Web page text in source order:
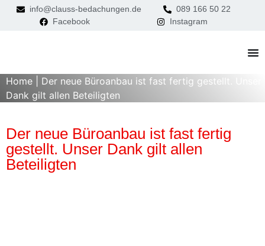
info@clauss-bedachungen.de
089 166 50 22
Facebook
Instagram
Home
Der neue Büroanbau ist fast fertig gestellt. Unser
Dank gilt allen Beteiligten
Der neue Büroanbau ist fast fertig
gestellt. Unser Dank gilt allen
Beteiligten